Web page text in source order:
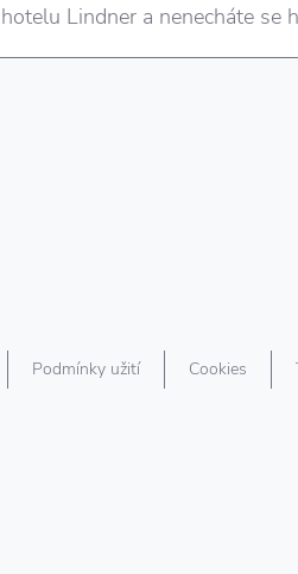
hotelu Lindner a nenecháte se
Podmínky užití Cookies